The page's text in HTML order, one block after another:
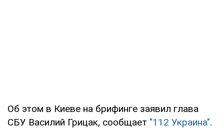
Об этом в Киеве на брифинге заявил глава
СБУ Василий Грицак, сообщает "112 Украина".